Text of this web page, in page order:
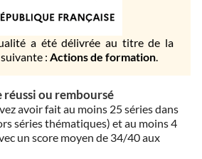
a été délivrée au titre de la
: Actions de formation.
réussi ou remboursé
avoir fait au moins 25 séries dans
séries thématiques) et au moins 4
un score moyen de 34/40 aux